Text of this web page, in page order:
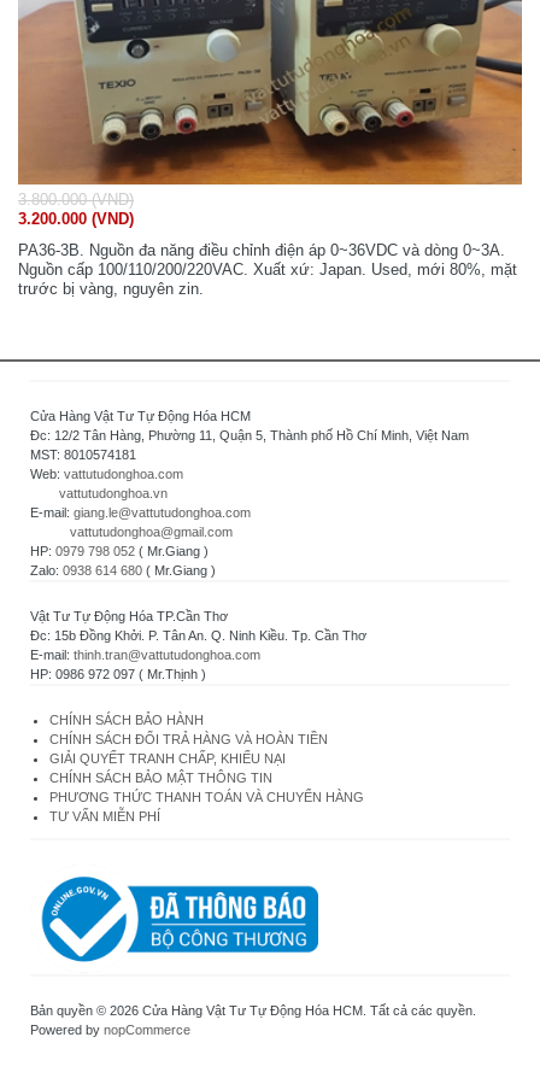
3.800.000 (VND)
3.200.000 (VND)
PA36-3B. Nguồn đa năng điều chỉnh điện áp 0~36VDC và dòng 0~3A.
Nguồn cấp 100/110/200/220VAC. Xuất xứ: Japan. Used, mới 80%, mặt
trước bị vàng, nguyên zin.
Cửa Hàng Vật Tư Tự Động Hóa HCM
Đc: 12/2 Tân Hàng, Phường 11, Quận 5, Thành phố Hồ Chí Minh, Việt Nam
MST: 8010574181
Web: vattutudonghoa.com
vattutudonghoa.vn
E-mail: giang.le@vattutudonghoa.com
vattutudonghoa@gmail.com
HP: 0979 798 052 ( Mr.Giang )
Zalo: 0938 614 680 ( Mr.Giang )
Vật Tư Tự Động Hóa TP.Cần Thơ
Đc: 15b Đồng Khởi. P. Tân An. Q. Ninh Kiều. Tp. Cần Thơ
E-mail: thinh.tran@vattutudonghoa.com
HP: 0986 972 097 ( Mr.Thịnh )
CHÍNH SÁCH BẢO HÀNH
CHÍNH SÁCH ĐỔI TRẢ HÀNG VÀ HOÀN TIỀN
GIẢI QUYẾT TRANH CHẤP, KHIẾU NẠI
CHÍNH SÁCH BẢO MẬT THÔNG TIN
PHƯƠNG THỨC THANH TOÁN VÀ CHUYỂN HÀNG
TƯ VẤN MIỄN PHÍ
Bản quyền © 2026 Cửa Hàng Vật Tư Tự Động Hóa HCM. Tất cả các quyền.
Powered by nopCommerce